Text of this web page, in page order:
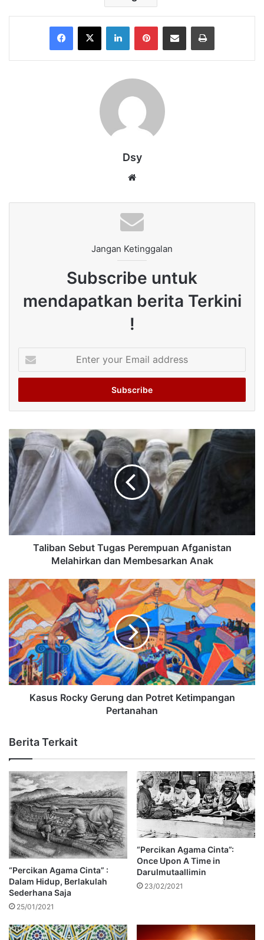
Facebook
X LinkedInPinterestShare via Email Print
Dsy
Jangan Ketinggalan
Subscribe untuk
mendapatkan berita Terkini
!
your
Email
Taliban Sebut Tugas Perempuan Afganistan
Melahirkan dan Membesarkan Anak
Kasus Rocky Gerung dan Potret Ketimpangan
Pertanahan
Berita Terkait
“Percikan Agama Cinta” :
Dalam Hidup, Berlakulah
Sederhana Saja
25/01/2021
“Percikan Agama Cinta”:
Once Upon A Time in
Darulmutaallimin
23/02/2021